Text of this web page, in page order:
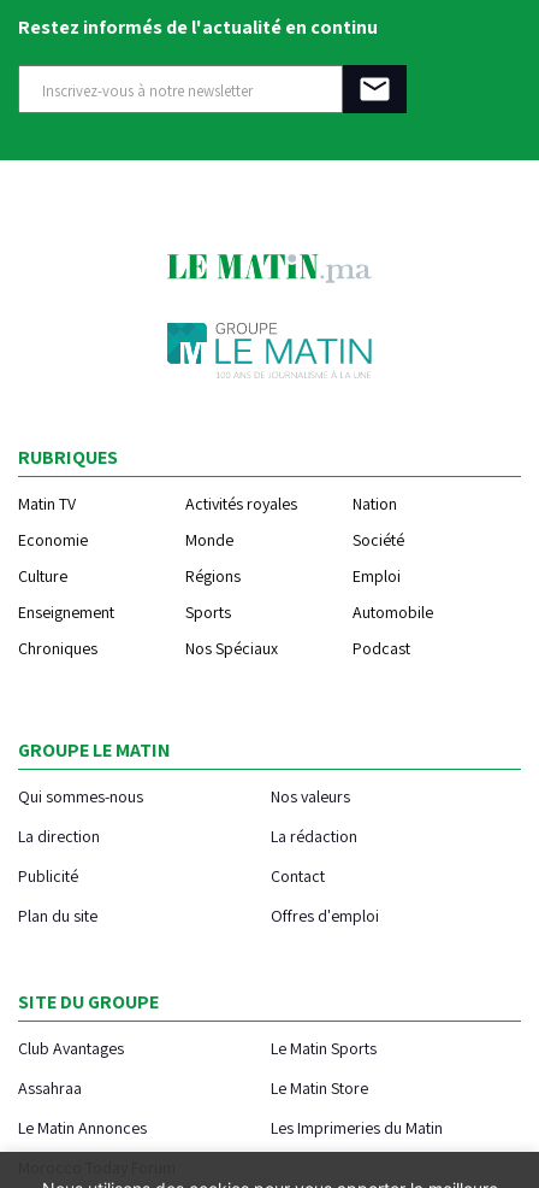
Restez informés de l'actualité en continu
RUBRIQUES
Matin TV Activités royales
Nation
Economie
Monde
Société
Culture
Régions
Emploi
Enseignement
Sports
Automobile
Chroniques
Nos Spéciaux Podcast
GROUPE LE MATIN
Qui sommes-nous
Nos valeurs
La direction
La rédaction
Publicité
Contact
Plan du site
Offres d'emploi
SITE DU GROUPE
Club Avantages
Le Matin Sports
Assahraa
Le Matin Store
Le Matin Annonces
Les Imprimeries du Matin